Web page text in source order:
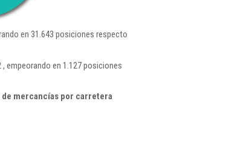
en 31.643 posiciones respecto
empeorando en 1.127 posiciones
mercancías por carretera